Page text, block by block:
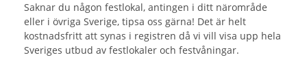
Saknar du någon festlokal, antingen i ditt närområde
eller i övriga Sverige, tipsa oss gärna! Det är helt
kostnadsfritt att synas i registren då vi vill visa upp hela
Sveriges utbud av festlokaler och festvåningar.